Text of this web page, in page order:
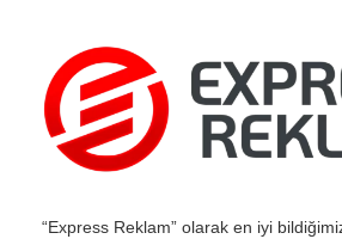
“Express Reklam” olarak en iyi